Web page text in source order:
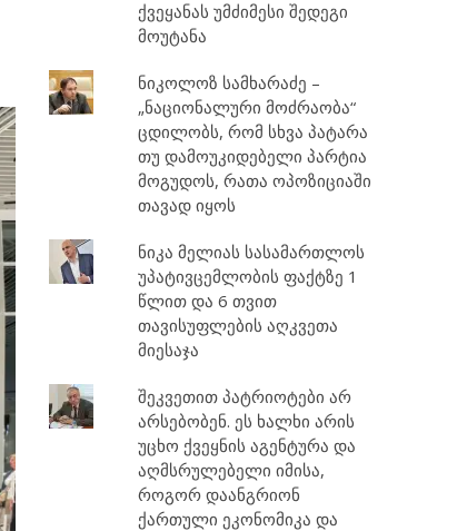
ქვეყანას უმძიმესი შედეგი
მოუტანა
ნიკოლოზ სამხარაძე –
„ნაციონალური მოძრაობა“
ცდილობს, რომ სხვა პატარა
თუ დამოუკიდებელი პარტია
მოგუდოს, რათა ოპოზიციაში
თავად იყოს
ნიკა მელიას სასამართლოს
უპატივცემლობის ფაქტზე 1
წლით და 6 თვით
თავისუფლების აღკვეთა
მიესაჯა
შეკვეთით პატრიოტები არ
არსებობენ. ეს ხალხი არის
უცხო ქვეყნის აგენტურა და
აღმსრულებელი იმისა,
როგორ დაანგრიონ
ქართული ეკონომიკა და